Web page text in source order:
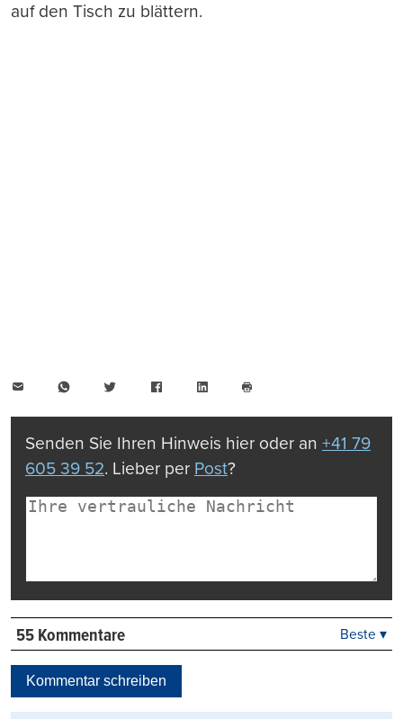
auf den Tisch zu blättern.
WhatsAppTwitter FacebookLinkedIn
drucken
Senden Sie Ihren Hinweis hier oder an +41 79
605 39 52. Lieber per Post?
55 Kommentare
Kontrovers
Beste ▾
Kommentar schreiben